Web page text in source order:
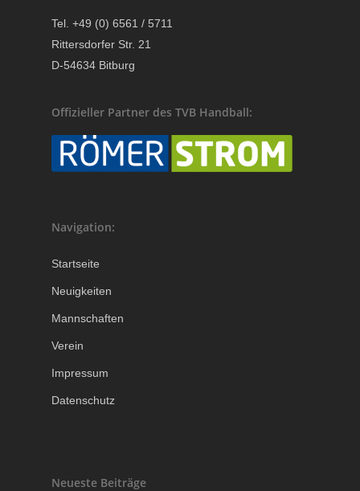
Tel. +49 (0) 6561 / 5711
Rittersdorfer Str. 21
D-54634 Bitburg
Offizieller Partner des TVB Handball:
Navigation:
Startseite
Neuigkeiten
Mannschaften
Verein
Impressum
Datenschutz
Neueste Beiträge